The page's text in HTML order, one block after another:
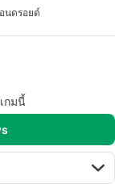
นดรอยด์
กมนี้